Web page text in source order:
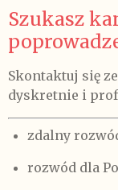
Szukasz
Skontaktuj się
dyskretnie i
zdalny
rozwód dla